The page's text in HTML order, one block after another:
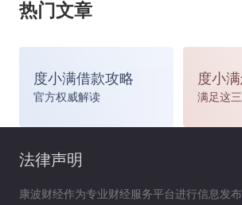
热门文章
度小满借款攻略
官方权威解读
度小
满足这
法律声明
康波财经作为专业财经服务平台进行信息发